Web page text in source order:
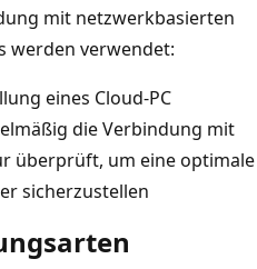
mit netzwerkbasierten
werden verwendet:
eines Cloud-PC
die Verbindung mit
überprüft, um eine optimale
sicherzustellen